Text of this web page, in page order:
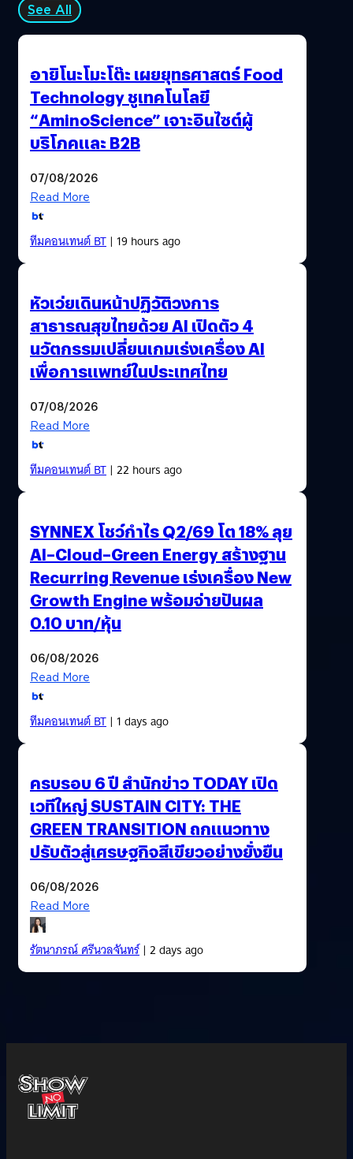
See All
อายิโนะโมะโต๊ะ เผยยุทธศาสตร์ Food
Technology ชูเทคโนโลยี
“AminoScience” เจาะอินไซต์ผู้
บริโภคและ B2B
07/08/2026
Read More
ทีมคอนเทนต์ BT| 19 hours ago
หัวเว่ยเดินหน้าปฏิวัติวงการ
สาธารณสุขไทยด้วย AI เปิดตัว 4
นวัตกรรมเปลี่ยนเกมเร่งเครื่อง AI
เพื่อการแพทย์ในประเทศไทย
07/08/2026
Read More
ทีมคอนเทนต์ BT| 22 hours ago
SYNNEX โชว์กำไร Q2/69 โต 18% ลุย
AI–Cloud–Green Energy สร้างฐาน
Recurring Revenue เร่งเครื่อง New
Growth Engine พร้อมจ่ายปันผล
0.10 บาท/หุ้น
06/08/2026
Read More
ทีมคอนเทนต์ BT| 1 days ago
ครบรอบ 6 ปี สำนักข่าว TODAY เปิด
เวทีใหญ่ SUSTAIN CITY: THE
GREEN TRANSITION ถกแนวทาง
ปรับตัวสู่เศรษฐกิจสีเขียวอย่างยั่งยืน
06/08/2026
Read More
รัตนาภรณ์ ศรีนวลจันทร์| 2 days ago